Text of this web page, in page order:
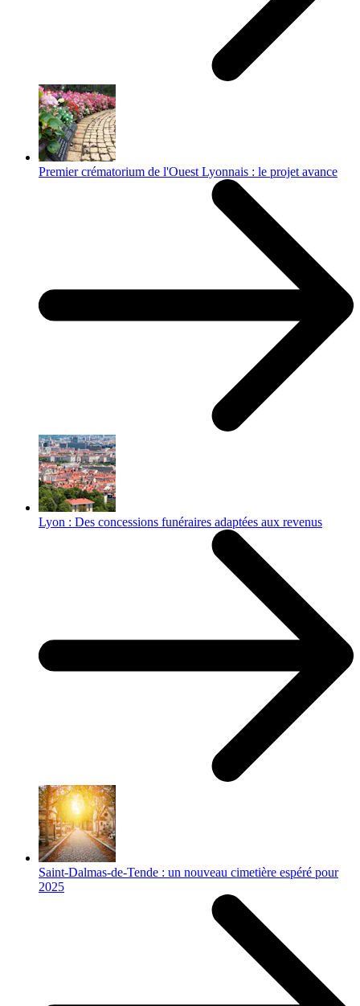
Premier crématorium de l'Ouest Lyonnais : le projet avance
Lyon : Des concessions funéraires adaptées aux revenus
Saint-Dalmas-de-Tende : un nouveau cimetière espéré pour
2025